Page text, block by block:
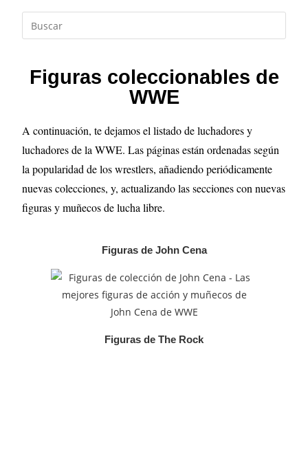
Figuras coleccionables de
WWE
A continuación, te dejamos el listado de luchadores y
luchadores de la WWE. Las páginas están ordenadas según
la popularidad de los wrestlers, añadiendo periódicamente
nuevas colecciones, y, actualizando las secciones con nuevas
figuras y muñecos de lucha libre.
Figuras de John Cena
Figuras de The Rock